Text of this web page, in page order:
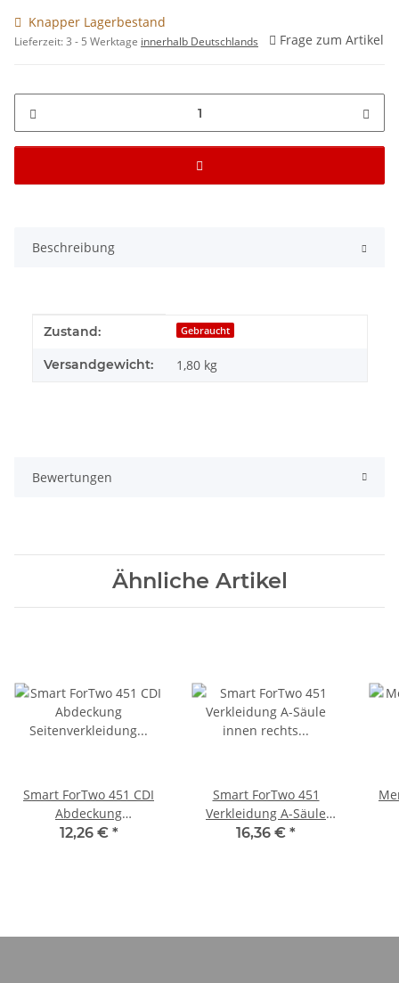
Knapper Lagerbestand
Lieferzeit:3 - 5 Werktage innerhalb Deutschlands Frage zum Artikel
Beschreibung
Produkteigenschaft
Wert
Zustand: Gebraucht
Versandgewicht: 1,80 kg
Bewertungen
Ähnliche Artikel
Smart ForTwo 451 CDI
Abdeckung
Seitenverkleidung
12,26 € *
Smart ForTwo 451
Verkleidung A-Säule
innen rechts
16,36 € *